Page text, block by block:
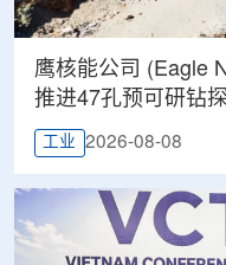
鹰核能公司 (Eagle
推进47孔预可研钻探
工业 2026-08-08